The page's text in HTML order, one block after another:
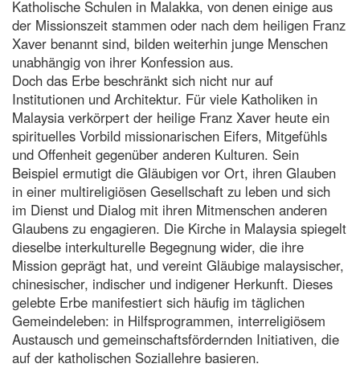
Katholische Schulen in Malakka, von denen einige aus
der Missionszeit stammen oder nach dem heiligen Franz
Xaver benannt sind, bilden weiterhin junge Menschen
unabhängig von ihrer Konfession aus.
Doch das Erbe beschränkt sich nicht nur auf
Institutionen und Architektur. Für viele Katholiken in
Malaysia verkörpert der heilige Franz Xaver heute ein
spirituelles Vorbild missionarischen Eifers, Mitgefühls
und Offenheit gegenüber anderen Kulturen. Sein
Beispiel ermutigt die Gläubigen vor Ort, ihren Glauben
in einer multireligiösen Gesellschaft zu leben und sich
im Dienst und Dialog mit ihren Mitmenschen anderen
Glaubens zu engagieren. Die Kirche in Malaysia spiegelt
dieselbe interkulturelle Begegnung wider, die ihre
Mission geprägt hat, und vereint Gläubige malaysischer,
chinesischer, indischer und indigener Herkunft. Dieses
gelebte Erbe manifestiert sich häufig im täglichen
Gemeindeleben: in Hilfsprogrammen, interreligiösem
Austausch und gemeinschaftsfördernden Initiativen, die
auf der katholischen Soziallehre basieren.